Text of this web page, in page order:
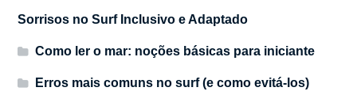
Sorrisos no Surf Inclusivo e Adaptado
Como ler o mar: noções básicas para iniciante
Erros mais comuns no surf (e como evitá-los)